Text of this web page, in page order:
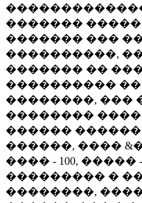
�������
������� ���
����������,
������� ��
����������
��������, ���
��������
������ ������
������, ����
���� - 100,
��������� �
��������,